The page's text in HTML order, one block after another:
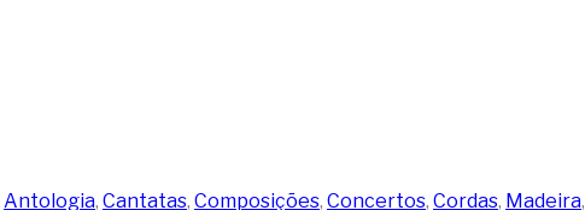
Antologia, Cantatas, Composições, Concertos, Cordas, Madeira,